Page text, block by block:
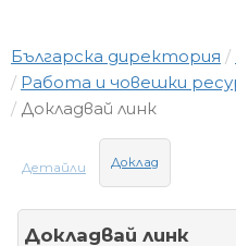
Българска директория
Работа и човешки
Докладвай линк
Детайли Доклад
Докладвай линк